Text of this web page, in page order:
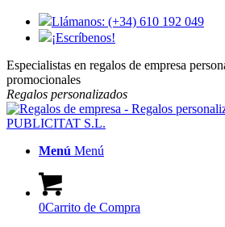
Llámanos: (+34) 610 192 049
¡Escríbenos!
Especialistas en regalos de empresa
promocionales
Regalos personalizados
Menú Menú
0Carrito de Compra